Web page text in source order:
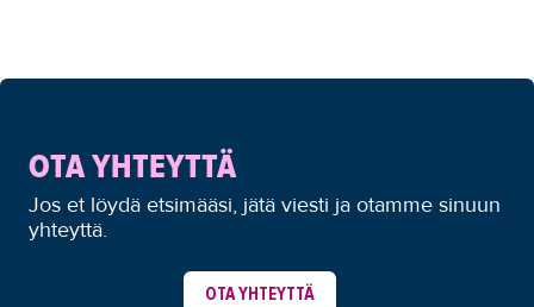
OTA YHTEYTTÄ
Jos et löydä etsimääsi, jätä viesti ja otamme sinuun
yhteyttä.
OTA YHTEYTTÄ